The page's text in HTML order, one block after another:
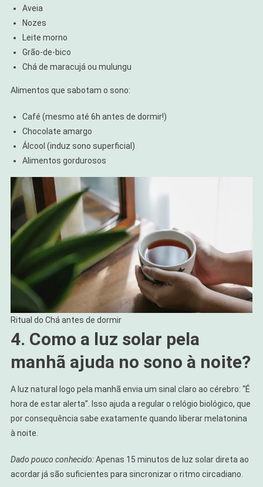
Aveia
Nozes
Leite morno
Grão-de-bico
Chá de maracujá ou mulungu
Alimentos que sabotam o sono:
Café (mesmo até 6h antes de dormir!)
Chocolate amargo
Álcool (induz sono superficial)
Alimentos gordurosos
Ritual do Chá antes de dormir
4. Como a luz solar pela
manhã ajuda no sono à noite?
A luz natural logo pela manhã envia um sinal claro ao cérebro: “É
hora de estar alerta”. Isso ajuda a regular o relógio biológico, que
por consequência sabe exatamente quando liberar melatonina
à noite.
Dado pouco conhecido:Apenas 15 minutos de luz solar direta ao
acordar já são suficientes para sincronizar o ritmo circadiano.